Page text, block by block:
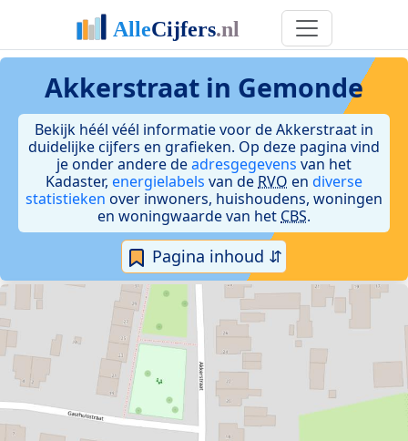
Akkerstraat in Gemonde
Bekijk héél véél informatie voor de Akkerstraat in
duidelijke cijfers en grafieken. Op deze pagina vind
je onder andere deadresgegevens van het
Kadaster, energielabels van de RVO en diverse
statistieken over inwoners, huishoudens, woningen
en woningwaarde van het CBS.
Pagina inhoud ⇵